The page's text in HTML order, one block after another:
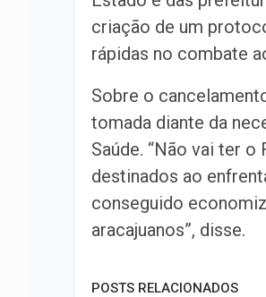
criação de um
rápidas no combate
Sobre o
tomada diante da
Saúde. “Não vai ter
destinados ao
conseguido
aracajuanos”, disse.
POSTS RELACIONADOS